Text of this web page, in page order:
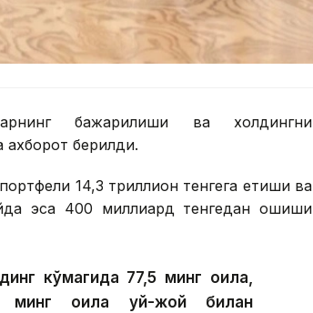
бажарилиши ва холдингни
ахборот берилди.
14,3 триллион тенгега етиши ва
эса 400 миллиард тенгедан ошиши
кўмагида 77,5 минг оила,
минг оила уй-жой билан